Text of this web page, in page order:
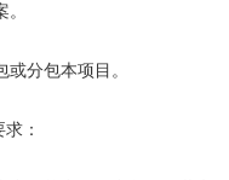
分包本项目。
：